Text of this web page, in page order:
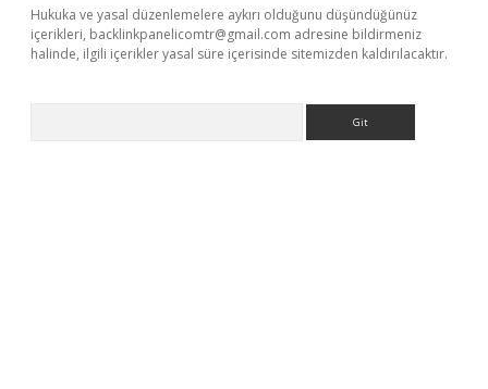
Hukuka ve yasal düzenlemelere aykırı olduğunu düşündüğünüz
içerikleri, backlinkpanelicomtr@gmail.com adresine bildirmeniz
halinde, ilgili içerikler yasal süre içerisinde sitemizden kaldırılacaktır.